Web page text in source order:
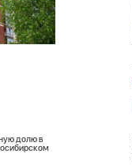
долю в